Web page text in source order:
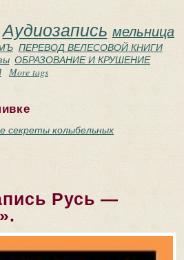
Аудиозапись мельница
ПЕРЕВОД ВЕЛЕСОВОЙ КНИГИ
ОБРАЗОВАНИЕ И КРУШЕНИЕ
More tags
секреты колыбельных
Русь —